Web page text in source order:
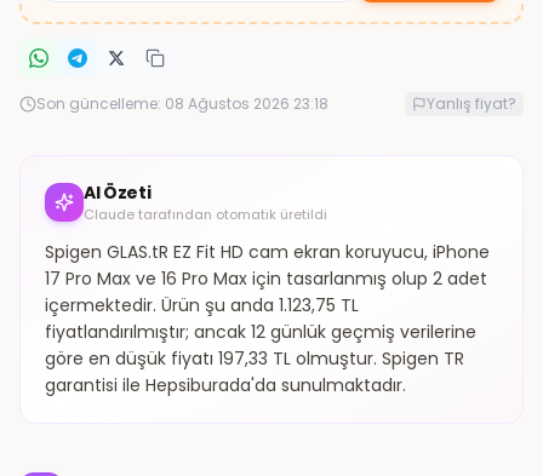
Son güncelleme: 08 Ağustos 2026 23:18 Yanlış fiyat?
AI Özeti
Claude tarafından otomatik üretildi
Spigen GLAS.tR EZ Fit HD cam ekran koruyucu, iPhone
17 Pro Max ve 16 Pro Max için tasarlanmış olup 2 adet
içermektedir. Ürün şu anda 1.123,75 TL
fiyatlandırılmıştır; ancak 12 günlük geçmiş verilerine
göre en düşük fiyatı 197,33 TL olmuştur. Spigen TR
garantisi ile Hepsiburada'da sunulmaktadır.